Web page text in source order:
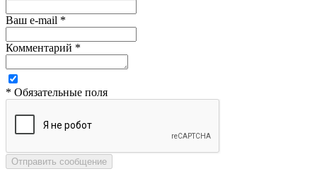
Ваш e-mail *
Комментарий *
* Обязательные поля